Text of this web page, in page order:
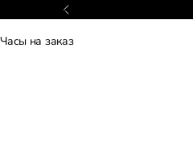
Часы на заказ